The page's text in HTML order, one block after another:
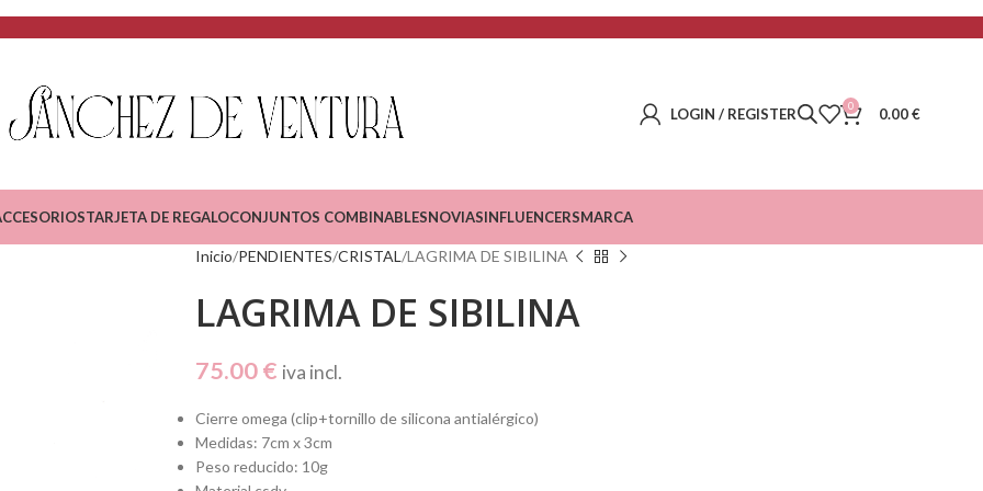
LOGIN / REGISTER 0 0.00€
TARJETA DE REGALOCONJUNTOS COMBINABLESNOVIASINFLUENCERSMARCA
Inicio PENDIENTES CRISTAL LAGRIMA DE SIBILINA
LAGRIMA DE SIBILINA
75.00€ iva incl.
Cierre omega (clip+tornillo de silicona antialérgico)
Medidas: 7cm x 3cm
Peso reducido: 10g